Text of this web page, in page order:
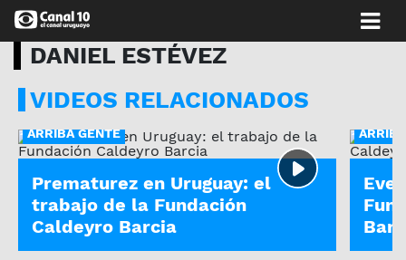
DANIEL ESTÉVEZ
VIDEOS RELACIONADOS
ARRIBA GENTE
Prematurez en Uruguay: el
trabajo de la Fundación
Caldeyro Barcia